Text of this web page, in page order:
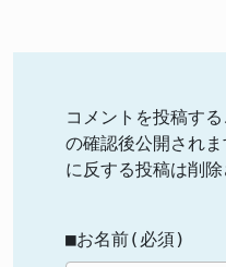
コメントを投稿す
の確認後公開され
に反する投稿は削除
■お名前(必須)